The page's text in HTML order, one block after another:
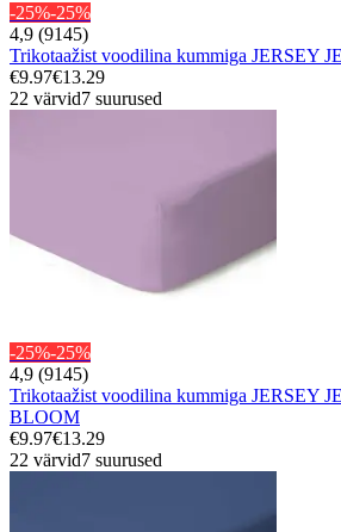
-25%-25%
4,9 (9145)
Trikotaažist voodilina kummiga JERSEY
€9.97€13.29
22 värvid7 suurused
-25%-25%
4,9 (9145)
Trikotaažist voodilina kummiga JERSEY
BLOOM
€9.97€13.29
22 värvid7 suurused